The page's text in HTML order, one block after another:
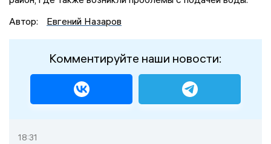
Автор:
Евгений Назаров
Комментируйте наши новости:
18:31